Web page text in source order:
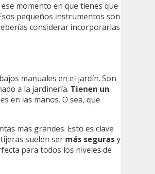
momento en que tienes que
pequeños instrumentos son
considerar incorporarlas
manuales en el jardín. Son
a la jardinería. Tienen un
en las manos. O sea, que
más grandes. Esto es clave
suelen ser más segurasy
para todos los niveles de